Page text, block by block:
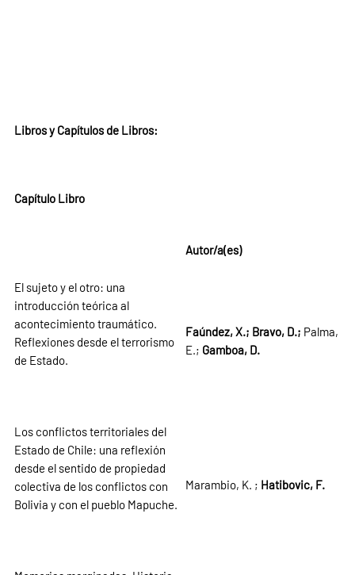
Libros y Capítulos de Libros:
Capítulo Libro
Autor/a(es)
El sujeto y el otro: una
introducción teórica al
acontecimiento traumático.
Reflexiones desde el terrorismo
de Estado.
Faúndez, X.; Bravo, D.; Palma,
E.; Gamboa, D.
Los conflictos territoriales del
Estado de Chile: una reflexión
desde el sentido de propiedad
colectiva de los conflictos con
Bolivia y con el pueblo Mapuche.
Marambio, K. ; Hatibovic, F.